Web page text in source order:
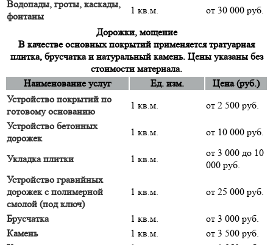
Водопады, гроты, каскады,
фонтаны
1 кв.м.
от 30 000 руб.
Дорожки, мощение
В качестве основных покрытий применяется тратуарная
плитка, брусчатка и натуральный камень. Цены указаны без
стоимости материала.
Наименование услуг
Ед. изм.
Цена (руб.)
Устройство покрытий по
готовому основанию
1 кв.м.
от 2 500 руб.
Устройство бетонных
дорожек
1 кв.м. от 10 000 руб.
Укладка плитки 1 кв.м.
от 3 000 до 10
000 руб.
Устройство гравийных
дорожек с полимерной
смолой (под ключ)
1 кв.м. от 25 000 руб.
Брусчатка 1 кв.м.
от 3 000 руб.
Камень
1 кв.м.
от 3 500 руб.